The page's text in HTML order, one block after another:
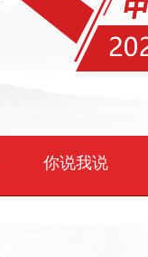
你说我说